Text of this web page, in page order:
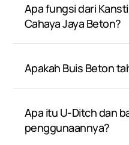
Apa fungsi dari
Cahaya Jaya Beton?
Apakah Buis Beton
Apa itu U-Ditch dan
penggunaannya?